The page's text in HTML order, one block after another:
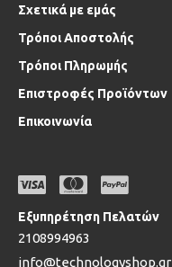
Σχετικά με εμάς
Τρόποι Αποστολής
Τρόποι Πληρωμής
Επιστροφές Προϊόντων
Επικοινωνία
Εξυπηρέτηση Πελατών
2108994963
info@technologyshop.gr